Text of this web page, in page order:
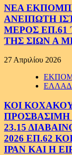
ΝΕΑ
ΑΝΕΙΠΩΤΗ
ΜΕΡΟΣ
ΤΗΣ ΣΙΩΝ Α
27 Απριλίου 2026
ΚΟΙ
ΠΡΟΣΒΑΣΙΜΗ
23.15
2026 ΕΠ.62
ΙΡΑΝ ΚΑΙ Η